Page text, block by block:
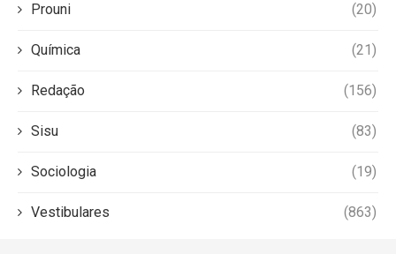
Prouni (20)
Química (21)
Redação (156)
Sisu (83)
Sociologia (19)
Vestibulares (863)